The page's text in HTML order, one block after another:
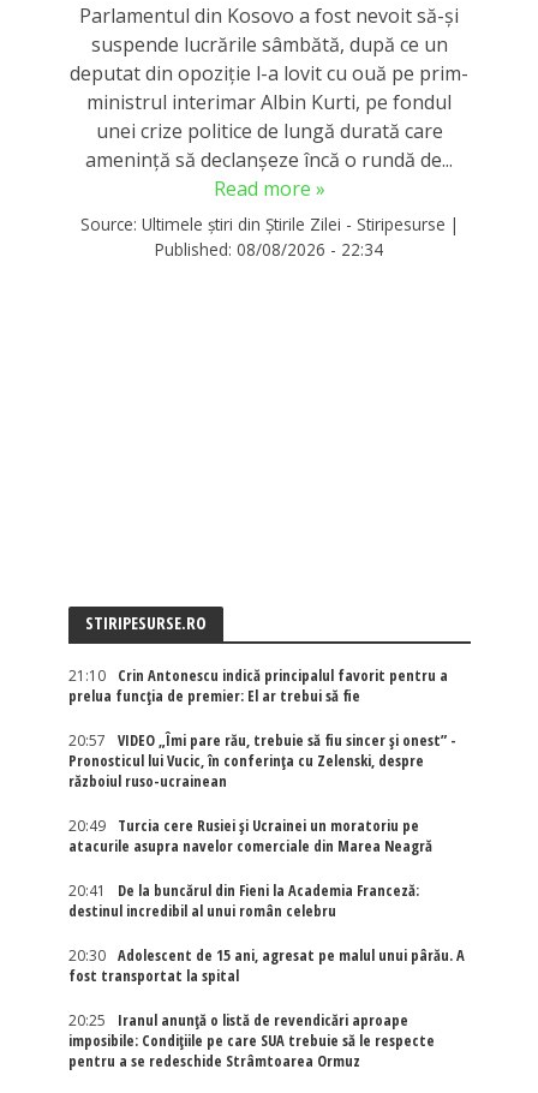
Parlamentul din Kosovo a fost nevoit să-și
suspende lucrările sâmbătă, după ce un
deputat din opoziție l-a lovit cu ouă pe prim-
ministrul interimar Albin Kurti, pe fondul
unei crize politice de lungă durată care
amenință să declanșeze încă o rundă de...
Read more »
Source: Ultimele știri din Știrile Zilei - Stiripesurse |
Published: 08/08/2026 - 22:34
STIRIPESURSE.RO
21:10
Crin Antonescu indică principalul favorit pentru a
prelua funcția de premier: El ar trebui să fie
20:57
VIDEO „Îmi pare rău, trebuie să fiu sincer și onest” -
Pronosticul lui Vucic, în conferința cu Zelenski, despre
războiul ruso-ucrainean
20:49
Turcia cere Rusiei și Ucrainei un moratoriu pe
atacurile asupra navelor comerciale din Marea Neagră
20:41
De la buncărul din Fieni la Academia Franceză:
destinul incredibil al unui român celebru
20:30
Adolescent de 15 ani, agresat pe malul unui pârău. A
fost transportat la spital
20:25
Iranul anunță o listă de revendicări aproape
imposibile: Condițiile pe care SUA trebuie să le respecte
pentru a se redeschide Strâmtoarea Ormuz